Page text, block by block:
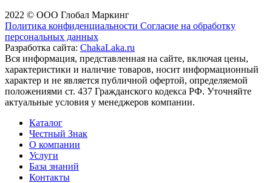
2022 © ООО Глобал Маркинг
Политика конфиденциальности Согласие на обработку
персональных данных
Разработка сайта: ChakaLaka.ru
Вся информация, представленная на сайте, включая цены,
характеристики и наличие товаров, носит информационный
характер и не является публичной офертой, определяемой
положениями ст. 437 Гражданского кодекса РФ. Уточняйте
актуальные условия у менеджеров компании.
Каталог
Честный Знак
О компании
Услуги
База знаний
Контакты